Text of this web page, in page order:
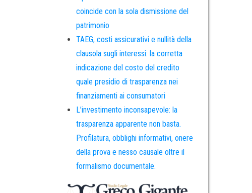
coincide con la sola dismissione del
patrimonio
TAEG, costi assicurativi e nullità della
clausola sugli interessi: la corretta
indicazione del costo del credito
quale presidio di trasparenza nei
finanziamenti ai consumatori
L’investimento inconsapevole: la
trasparenza apparente non basta.
Profilatura, obblighi informativi, onere
della prova e nesso causale oltre il
formalismo documentale.